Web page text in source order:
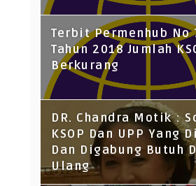
Terbit Permenhub No
Tahun 2018 Jumlah
Berkurang
DR. Chandra Motik :
KSOP Dan UPP Yang
Dan Digabung Butuh
Ulang